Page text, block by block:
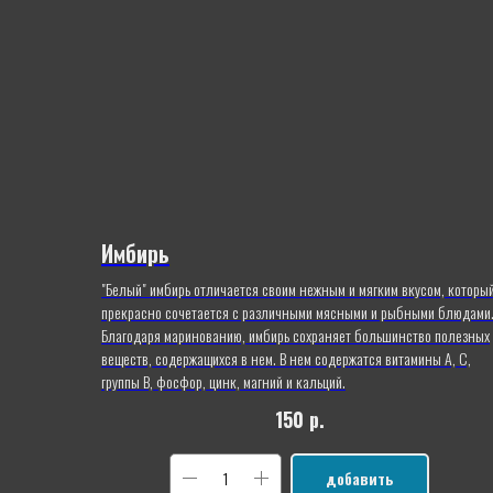
Имбирь
"Белый" имбирь отличается своим нежным и мягким вкусом,
прекрасно сочетается с различными мясными и рыбными блюдами.
Благодаря маринованию, имбирь сохраняет большинство полезных
веществ, содержащихся в нем. В нем содержатся витамины А, С,
группы В, фосфор, цинк, магний и кальций.
150 р.
добавить